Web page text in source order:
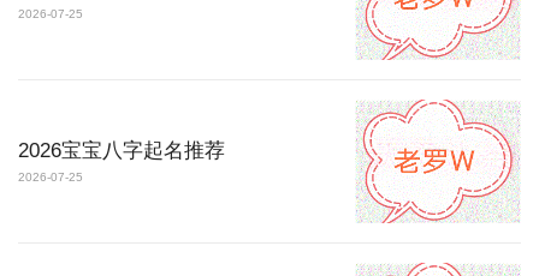
2026-07-25
2026宝宝八字起名推荐
2026-07-25